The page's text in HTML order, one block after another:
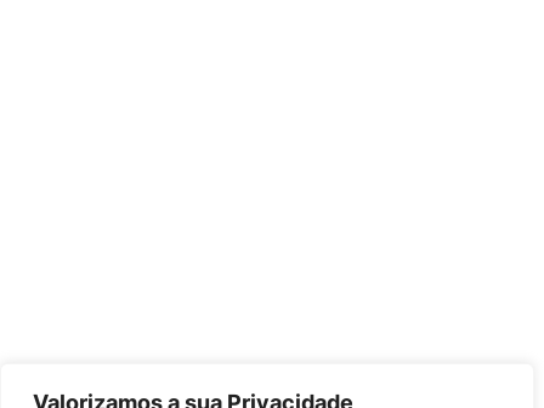
Valorizamos a sua Privacidade